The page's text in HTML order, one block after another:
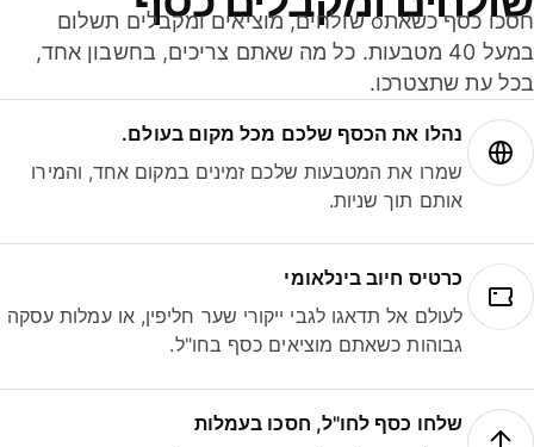
חסכו כסף כשאתo שולחים, מוציאים ומקבלים תשלום
במעל 40 מטבעות. כל מה שאתם צריכים, בחשבון אחד,
עת שתצטרכו.
נהלו את הכסף שלכם מכל מקום בעולם.
שמרו את המטבעות שלכם זמינים במקום אחד, והמירו
אותם תוך שניות.
כרטיס חיוב בינלאומי
לעולם אל תדאגו לגבי ייקורי שער חליפין, או עמלות עסקה
גבוהות כשאתם מוציאים כסף בחו"ל.
שלחו כסף לחו"ל, חסכו בעמלות